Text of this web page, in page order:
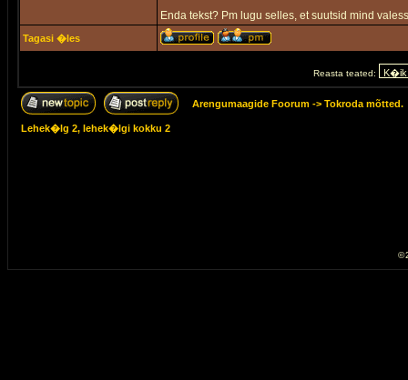
Enda tekst? Pm lugu selles, et suutsid mind
Tagasi �les
Reasta teated:
Arengumaagide Foorum -> Tokroda mõtted.
Lehek�lg 2, lehek�lgi kokku 2
©